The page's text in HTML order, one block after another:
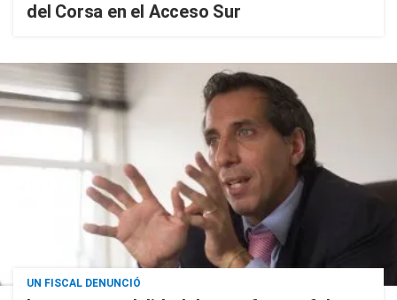
del Corsa en el Acceso Sur
UN FISCAL DENUNCIÓ